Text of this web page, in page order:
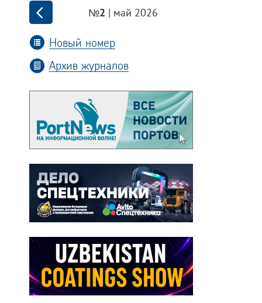
№2 | май 2026
Новый номер
Архив журналов